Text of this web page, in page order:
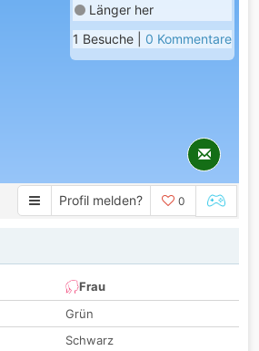
Länger her
1 Besuche | 0 Kommentare
Profil melden? 0
Frau
Grün
Schwarz